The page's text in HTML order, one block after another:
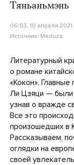
Тяньаньмэнь
06:03, 10 апреля 2021
Источник: Meduza
Литературный
о романе
«Кокон».
Ли Цзяци — были
узнав о вражде
Все это
произошедших в
Рассказываем,
оглядки на
своей